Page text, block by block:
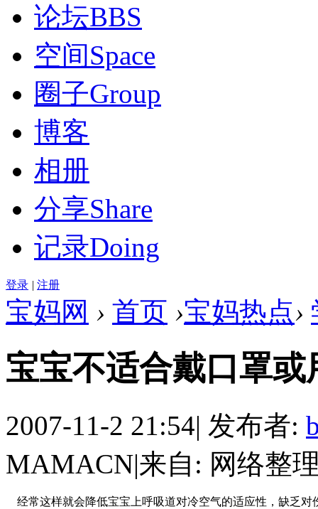
论坛BBS
空间Space
圈子Group
博客
相册
分享Share
记录Doing
登录 | 注册
宝妈网 › 首页 ›宝妈热点›
宝宝不适合戴口罩或
2007-11-2 21:54| 发布者:
MAMACN|来自: 网络整
经常这样就会降低宝宝上呼吸道对冷空气的适应性，缺乏